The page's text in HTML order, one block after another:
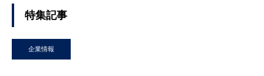
特集記事
企業情報